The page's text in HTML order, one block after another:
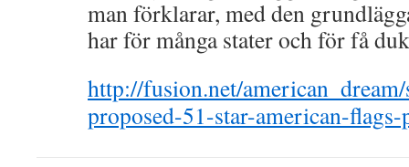
man förklarar, med den
har för många stater och för få
http://fusion.net/
proposed-51-star-american-